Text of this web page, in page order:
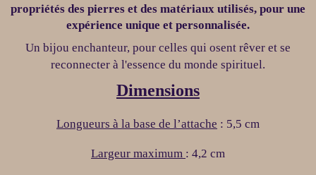
propriétés des pierres et des matériaux utilisés, pour une
expérience unique et personnalisée.
Un bijou enchanteur, pour celles qui osent rêver et se
reconnecter à l'essence du monde spirituel.
Dimensions
Longueurs à la base de l’attache : 5,5 cm
Largeur maximum : 4,2 cm